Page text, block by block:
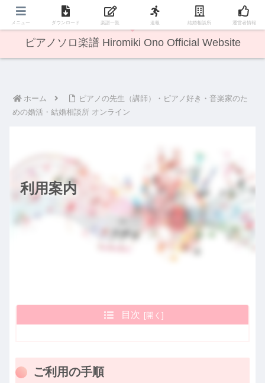
無料楽譜あり
ピアノソロ楽譜 Hiromiki Ono Official Website
ホーム
ピアノの先生（講師）・ピアノ好き・音楽家のた
めの婚活・結婚相談所 オンライン
利用案内
目次
ご利用の手順
メニュー ダウンロード 楽譜一覧 速報 結婚相談所 運営者情報